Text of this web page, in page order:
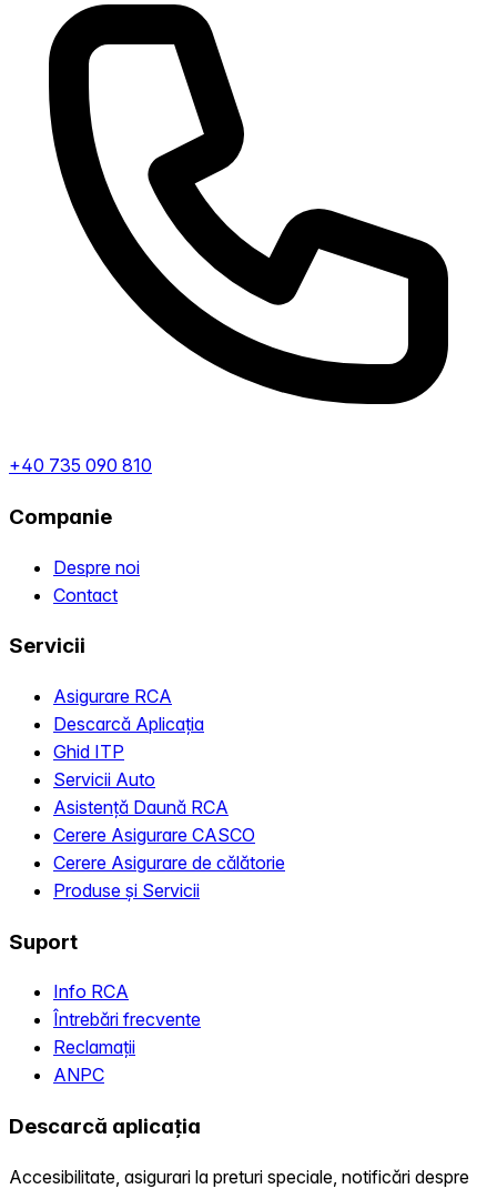
+40 735 090 810
Companie
Despre noi
Contact
Servicii
Asigurare RCA
Descarcă Aplicația
Ghid ITP
Servicii Auto
Asistență Daună RCA
Cerere Asigurare CASCO
Cerere Asigurare de călătorie
Produse și Servicii
Suport
Info RCA
Întrebări frecvente
Reclamații
ANPC
Descarcă aplicația
Accesibilitate, asigurari la preturi speciale, notificări despre